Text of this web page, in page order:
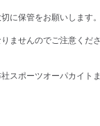
に保管をお願いします。
ませんのでご注意くだ
スポーツオーパカイト